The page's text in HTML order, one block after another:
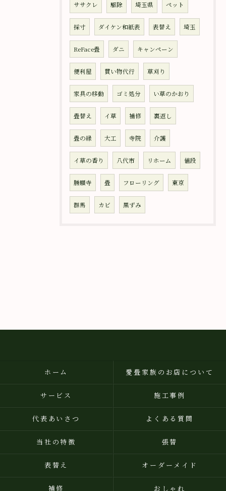
ササクレ 駆除 埼玉県 ペット
採寸 ダイケン和紙表 表替え 埼玉
ReFace畳 ダニ キャンペーン
便利屋 買い物代行 草刈り
家具の移動 ゴミ処分 い草のかおり
畳替え イ草 補修 裏返し
畳の縁 大工 寺院 介護
イ草の香り 八代市 リホーム 値段
勝願寺 畳 フローリング 東京
群馬 カビ 黒ずみ
ホーム 愛畳家族のお店について
サービス 施工事例
代表あいさつ よくある質問
当社の特徴 張替
表替え オーダーメイド
補修 おしゃれ